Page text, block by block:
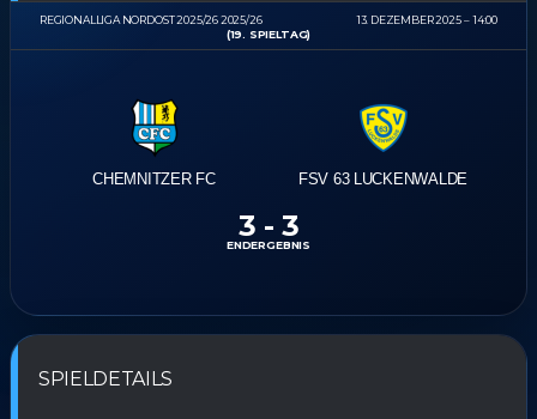
REGIONALLIGA NORDOST 2025/26 2025/26 13. DEZEMBER 2025
14:00
(19. SPIELTAG)
CHEMNITZER FC FSV 63 LUCKENWALDE
3 - 3
ENDERGEBNIS
SPIELDETAILS